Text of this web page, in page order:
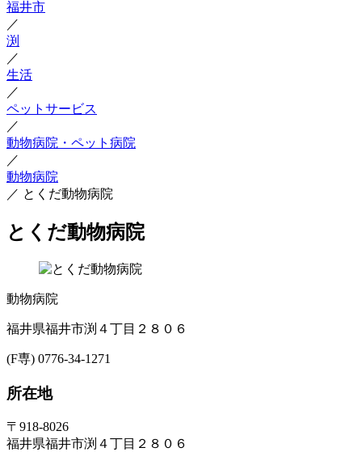
福井市
／
渕
／
生活
／
ペットサービス
／
動物病院・ペット病院
／
動物病院
／ とくだ動物病院
とくだ動物病院
動物病院
福井県福井市渕４丁目２８０６
(F専) 0776-34-1271
所在地
〒918-8026
福井県福井市渕４丁目２８０６